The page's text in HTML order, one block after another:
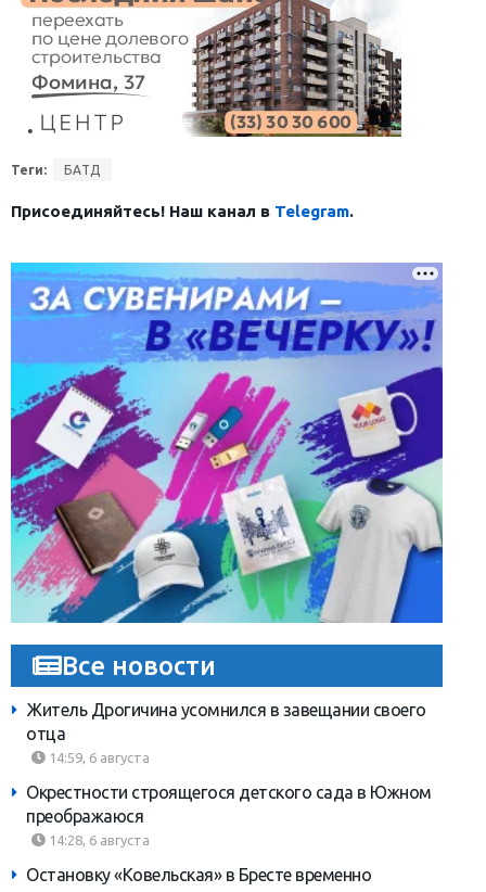
Теги: БАТД
Присоединяйтесь! Наш канал в Telegram.
Все новости
Житель Дрогичина усомнился в завещании своего
отца
14:59, 6 августа
Окрестности строящегося детского сада в Южном
преображаюся
14:28, 6 августа
Остановку «Ковельская» в Бресте временно